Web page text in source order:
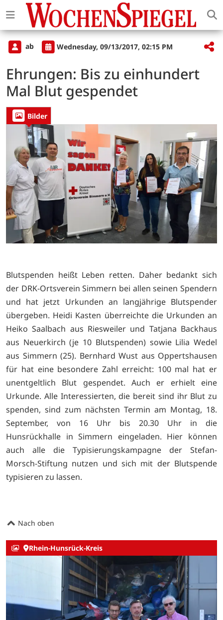
ab Wednesday, 09/13/2017, 02:15 PM
Ehrungen: Bis zu einhundert
Mal Blut gespendet
Bilder
Blutspenden heißt Leben retten. Daher bedankt sich
der DRK-Ortsverein Simmern bei allen seinen Spendern
und hat jetzt Urkunden an langjährige Blutspender
übergeben. Heidi Kasten überreichte die Urkunden an
Heiko Saalbach aus Riesweiler und Tatjana Backhaus
aus Neuerkirch (je 10 Blutspenden) sowie Lilia Wedel
aus Simmern (25). Bernhard Wust aus Oppertshausen
für hat eine besondere Zahl erreicht: 100 mal hat er
unentgeltlich Blut gespendet. Auch er erhielt eine
Urkunde. Alle Interessierten, die bereit sind ihr Blut zu
spenden, sind zum nächsten Termin am Montag, 18.
September, von 16 Uhr bis 20.30 Uhr in die
Hunsrückhalle in Simmern eingeladen. Hier können
auch alle die Typisierungskampagne der Stefan-
Morsch-Stiftung nutzen und sich mit der Blutspende
typisieren zu lassen.
Nach oben
Rhein-Hunsrück-Kreis